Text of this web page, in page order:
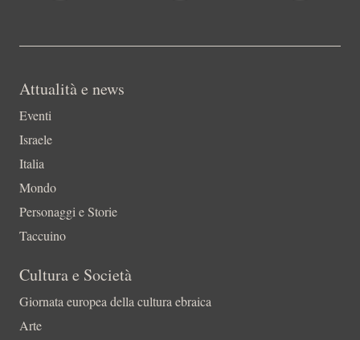
Attualità e news
Eventi
Israele
Italia
Mondo
Personaggi e Storie
Taccuino
Cultura e Società
Giornata europea della cultura ebraica
Arte